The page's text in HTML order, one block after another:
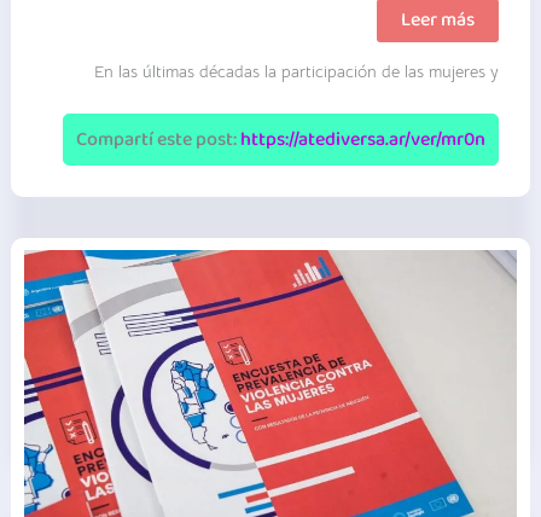
Programa
Igualar
MMGyD
Informes
Leer más
En las últimas décadas la participación de las mujeres y
Compartí este post:https://atediversa.ar/ver/mr0n